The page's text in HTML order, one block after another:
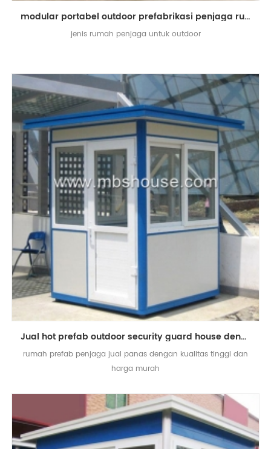
modular portabel outdoor prefabrikasi penjaga rumah dijual
jenis rumah penjaga untuk outdoor
Jual hot prefab outdoor security guard house dengan harga murah
rumah prefab penjaga jual panas dengan kualitas tinggi dan
harga murah